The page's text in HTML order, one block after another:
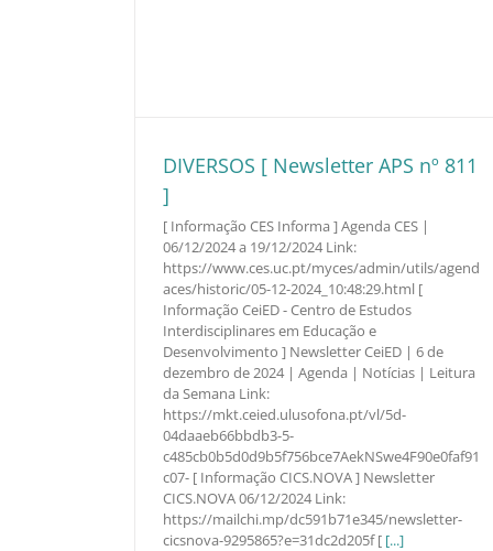
DIVERSOS [ Newsletter APS nº 811
]
[ Informação CES Informa ] Agenda CES |
06/12/2024 a 19/12/2024 Link:
https://www.ces.uc.pt/myces/admin/utils/agend
aces/historic/05-12-2024_10:48:29.html [
Informação CeiED - Centro de Estudos
Interdisciplinares em Educação e
Desenvolvimento ] Newsletter CeiED | 6 de
dezembro de 2024 | Agenda | Notícias | Leitura
da Semana Link:
https://mkt.ceied.ulusofona.pt/vl/5d-
04daaeb66bbdb3-5-
c485cb0b5d0d9b5f756bce7AekNSwe4F90e0faf91
c07- [ Informação CICS.NOVA ] Newsletter
CICS.NOVA 06/12/2024 Link:
https://mailchi.mp/dc591b71e345/newsletter-
cicsnova-9295865?e=31dc2d205f [ [...]